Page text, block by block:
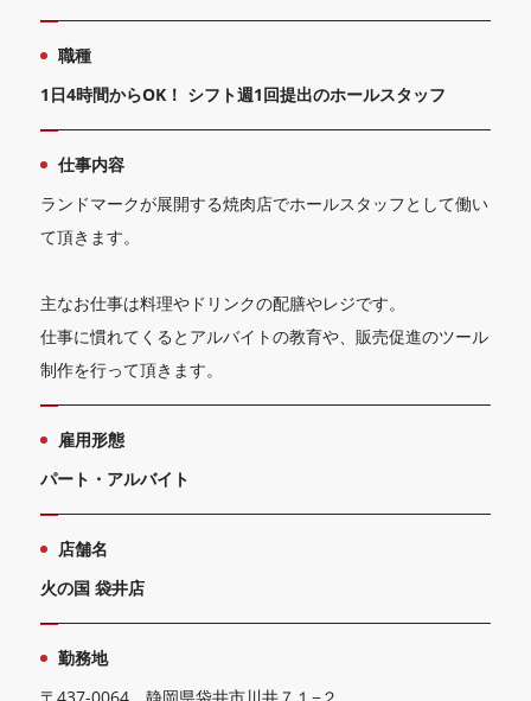
職種
1日4時間からOK！ シフト週1回提出のホールスタッフ
仕事内容
ランドマークが展開する焼肉店でホールスタッフとして働い
て頂きます。
主なお仕事は料理やドリンクの配膳やレジです。
仕事に慣れてくるとアルバイトの教育や、販売促進のツール
制作を行って頂きます。
雇用形態
パート・アルバイト
店舗名
火の国 袋井店
勤務地